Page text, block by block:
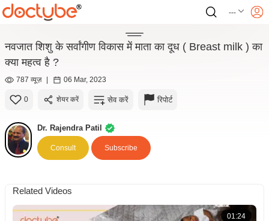
---
नवजात शिशु के सर्वांगीण विकास में माता का दूध ( Breast milk ) का
क्या महत्व है ?
787 व्यूज़ | 06 Mar, 2023
0 शेयर करें सेव करें रिपोर्ट
Dr. Rajendra Patil
Consult Subscribe
Related Videos
01:24